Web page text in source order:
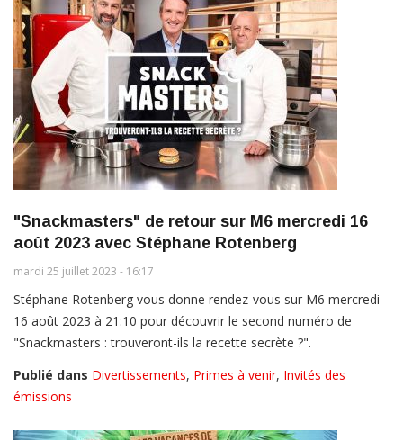
"Snackmasters" de retour sur M6 mercredi 16
août 2023 avec Stéphane Rotenberg
mardi 25 juillet 2023 - 16:17
Stéphane Rotenberg vous donne rendez-vous sur M6 mercredi
16 août 2023 à 21:10 pour découvrir le second numéro de
"Snackmasters : trouveront-ils la recette secrète ?".
Publié dans Divertissements, Primes à venir, Invités des
émissions